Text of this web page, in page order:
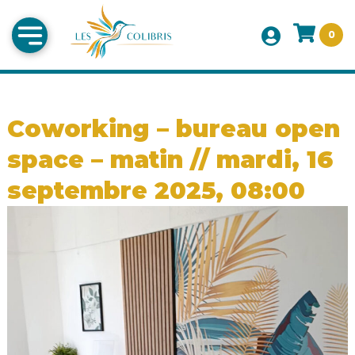
0
Coworking – bureau open
space – matin // mardi, 16
septembre 2025, 08:00